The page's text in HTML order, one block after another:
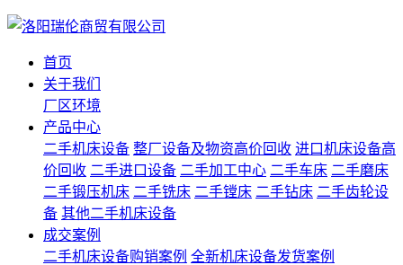
首页
关于我们
厂区环境
产品中心
二手机床设备 整厂设备及物资高价回收 进口机床设备高
价回收 二手进口设备 二手加工中心 二手车床 二手磨床
二手锻压机床 二手铣床 二手镗床 二手钻床 二手齿轮设
备 其他二手机床设备
成交案例
二手机床设备购销案例 全新机床设备发货案例